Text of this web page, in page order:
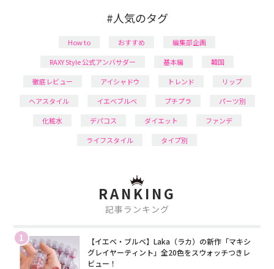
#人気のタグ
How to おすすめ
編集部企画
RAXY Style 公式アンバサダー
基本編
韓国
徹底レビュー
アイシャドウ トレンド
リップ
ヘアスタイル
イエベブルベ プチプラ
パーツ別
化粧水
デパコス ダイエット
ファンデ
ライフスタイル
タイプ別
RANKING
記事ランキング
1
【イエベ・ブルベ】Laka（ラカ）の新作「マキシ
グレイヤーティント」全20色をスウォッチつきレ
ビュー！